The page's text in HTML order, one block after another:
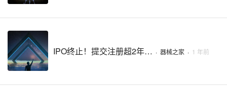
IPO终止！提交注册超2年… · 器械之家 · 1 年前